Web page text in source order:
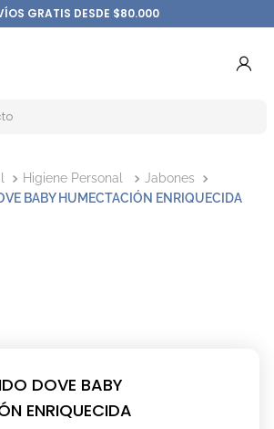
GRATIS DESDE $80.000
Higiene Personal
Jabones
BABY HUMECTACIÓN ENRIQUECIDA
DOVE BABY
ENRIQUECIDA